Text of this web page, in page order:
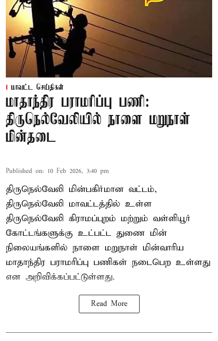
மாவட்ட செய்திகள்
மாதாந்திர பராமரிப்பு பணி:
திருநெல்வேலியில் நாளை மறுநாள்
மின்தடை
Published on: 10 Feb 2026, 3:40 pm
திருநெல்வேலி மின்பகிர்மான வட்டம்,
திருநெல்வேலி மாவட்டத்தில் உள்ள
திருநெல்வேலி கிராமப்புறம் மற்றும் வள்ளியூர்
கோட்டங்களுக்கு உட்பட்ட துணை மின்
நிலையங்களில் நாளை மறுநாள் மின்வாரிய
மாதாந்திர பராமரிப்பு பணிகள் நடைபெற உள்ளது
என அறிவிக்கப்பட்டுள்ளது.
Read More